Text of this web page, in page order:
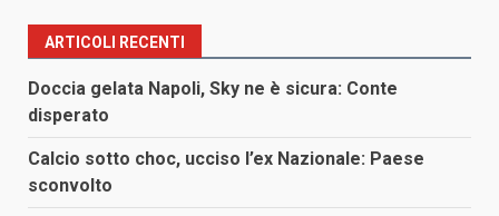
ARTICOLI RECENTI
Doccia gelata Napoli, Sky ne è sicura: Conte
disperato
Calcio sotto choc, ucciso l’ex Nazionale: Paese
sconvolto